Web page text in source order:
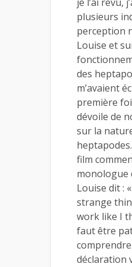
plusieurs
perception
Louise et
des
m’avaient
première
dévoile de
sur la
film
monologue
Louise dit :
strange
work like I
faut être
déclaration